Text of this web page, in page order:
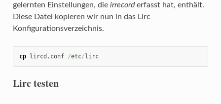
gelernten Einstellungen, dieirrecorderfasst hat, enthält.
Diese Datei kopieren wir nun in das Lirc
Konfigurationsverzeichnis.
cp lircd.conf /etc/ lirc
Lirc testen